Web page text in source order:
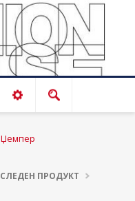
Џемпер
СЛЕДЕН ПРОДУКТ